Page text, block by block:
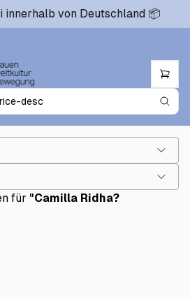
innerhalb von Deutschland 📦
für "Camilla Ridha?